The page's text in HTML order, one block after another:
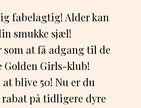
fabelagtig! Alder kan
smukke sjæl!
som at få adgang til de
Golden Girls-klub!
blive 50! Nu er du
på tidligere dyre